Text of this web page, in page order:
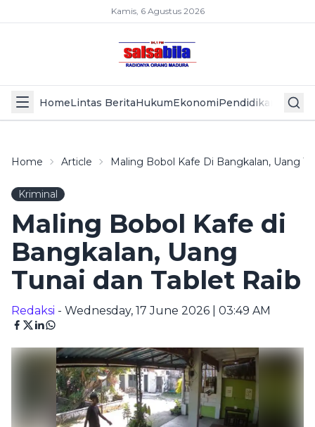
Kamis, 6 Agustus 2026
HomeLintas BeritaHukumEkonomiPendidikan Politik
Home Article Maling Bobol Kafe Di Bangkalan, Uang
Kriminal
Maling Bobol Kafe di
Bangkalan, Uang
Tunai dan Tablet Raib
Redaksi - Wednesday, 17 June 2026 | 03:49 AM